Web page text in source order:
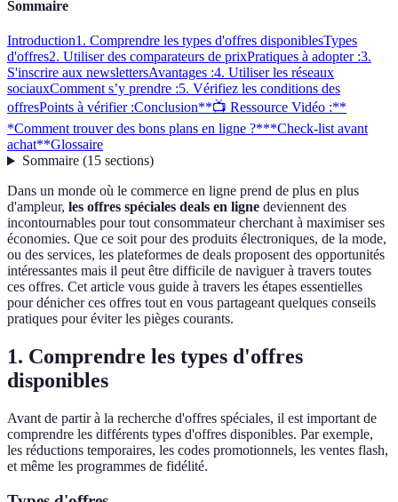
Sommaire
Introduction1. Comprendre les types d'offres disponiblesTypes
d'offres2. Utiliser des comparateurs de prixPratiques à adopter :3.
S'inscrire aux newslettersAvantages :4. Utiliser les réseaux
sociauxComment s’y prendre :5. Vérifiez les conditions des
offresPoints à vérifier :Conclusion**📺 Ressource Vidéo :**
*Comment trouver des bons plans en ligne ?***Check-list avant
achat**Glossaire
Sommaire(15 sections)
Dans un monde où le commerce en ligne prend de plus en plus
d'ampleur, les offres spéciales deals en ligne deviennent des
incontournables pour tout consommateur cherchant à maximiser ses
économies. Que ce soit pour des produits électroniques, de la mode,
ou des services, les plateformes de deals proposent des opportunités
intéressantes mais il peut être difficile de naviguer à travers toutes
ces offres. Cet article vous guide à travers les étapes essentielles
pour dénicher ces offres tout en vous partageant quelques conseils
pratiques pour éviter les pièges courants.
1. Comprendre les types d'offres
disponibles
Avant de partir à la recherche d'offres spéciales, il est important de
comprendre les différents types d'offres disponibles. Par exemple,
les réductions temporaires, les codes promotionnels, les ventes flash,
et même les programmes de fidélité.